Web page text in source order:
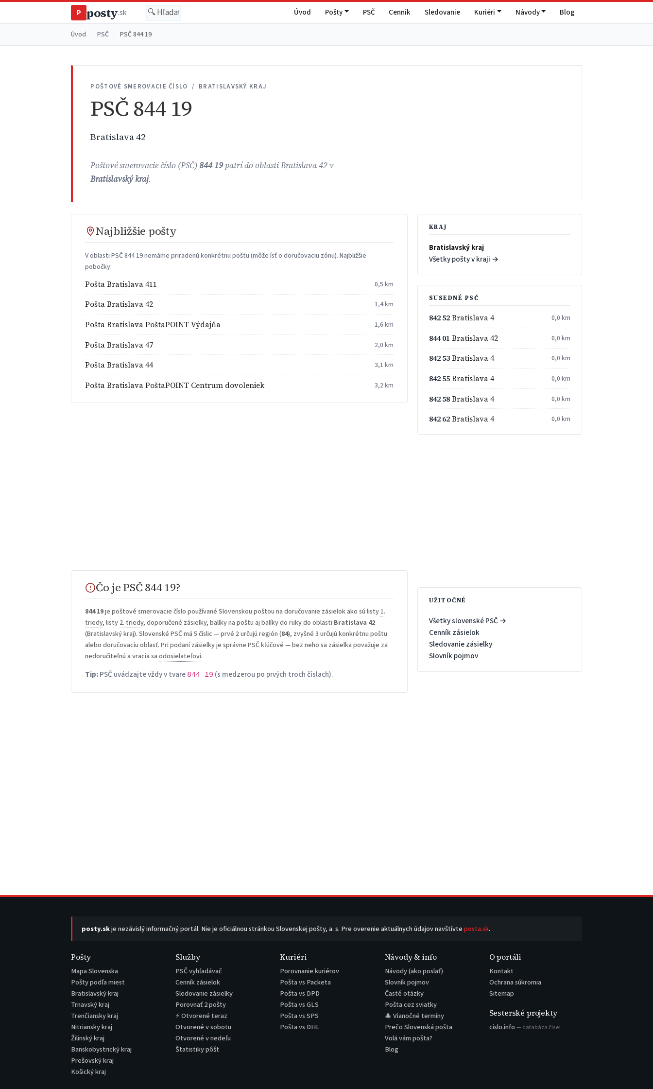
P posty.sk Úvod Pošty PSČ Cenník Sledovanie Kuriéri Návody Blog
Úvod PSČ PSČ 844 19
POŠTOVÉ SMEROVACIE ČÍSLO / BRATISLAVSKÝ KRAJ
PSČ 844 19
Bratislava 42
Poštové smerovacie číslo (PSČ) 844 19patrí do oblasti Bratislava 42 v
Bratislavský kraj.
Najbližšie pošty
V oblasti PSČ 844 19 nemáme priradenú konkrétnu poštu (môže ísť o doručovaciu zónu). Najbližšie
pobočky:
Pošta Bratislava 411 0,5 km
Pošta Bratislava 42 1,4 km
Pošta Bratislava PoštaPOINT Výdajňa 1,6 km
Pošta Bratislava 47 2,0 km
Pošta Bratislava 44 3,1 km
Pošta Bratislava PoštaPOINT Centrum dovoleniek 3,2 km
Čo je PSČ 844 19?
844 19je poštové smerovacie číslo používané Slovenskou poštou na doručovanie zásielok ako sú listy 1.
triedy, listy 2. triedy, doporučené zásielky, balíky na poštu aj balíky do ruky do oblasti Bratislava 42
(Bratislavský kraj). Slovenské PSČ má 5 číslic — prvé 2 určujú región (84), zvyšné 3 určujú konkrétnu poštu
alebo doručovaciu oblasť. Pri podaní zásielky je správne PSČ kľúčové — bez neho sa zásielka považuje za
nedoručiteľnú a vracia saodosielateľovi.
Tip:PSČ uvádzajte vždy v tvare 844 19 (s medzerou po prvých troch číslach).
KRAJ
Bratislavský kraj
Všetky pošty v kraji →
SUSEDNÉ PSČ
842 52Bratislava 4 0,0 km
844 01 Bratislava 42 0,0 km
842 53Bratislava 4 0,0 km
842 55Bratislava 4 0,0 km
842 58Bratislava 4 0,0 km
842 62Bratislava 4 0,0 km
UŽITOČNÉ
Všetky slovenské PSČ →
Cenník zásielok
Sledovanie zásielky
Slovník pojmov
posty.skje nezávislý informačný portál. Nie je oficiálnou stránkou Slovenskej pošty, a. s. Pre overenie aktuálnych údajov navštívteposta.sk.
Pošty
Mapa Slovenska
Pošty podľa miest
Bratislavský kraj
Trnavský kraj
Trenčiansky kraj
Nitriansky kraj
Žilinský kraj
Banskobystrický kraj
Prešovský kraj
Košický kraj
Služby
PSČ vyhľadávač
Cenník zásielok
Sledovanie zásielky
Porovnať 2 pošty
⚡ Otvorené teraz
Otvorené v sobotu
Otvorené v nedeľu
Štatistiky pôšt
Kuriéri
Porovnanie kuriérov
Pošta vs Packeta
Pošta vs DPD
Pošta vs GLS
Pošta vs SPS
Pošta vs DHL
Návody & info
Návody (ako poslať)
Slovník pojmov
Časté otázky
Pošta cez sviatky
🎄 Vianočné termíny
Prečo Slovenská pošta
Volá vám pošta?
Blog
O portáli
Kontakt
Ochrana súkromia
Sitemap
Sesterské projekty
cislo.info — databáza čísel